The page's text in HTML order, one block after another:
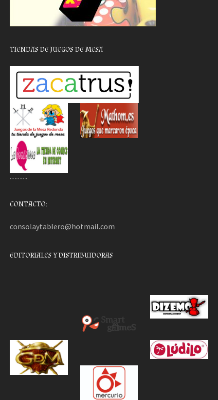
TIENDAS DE JUEGOS DE MESA
………..
CONTACTO:
consolaytablero@hotmail.com
EDITORIALES Y DISTRIBUIDORAS